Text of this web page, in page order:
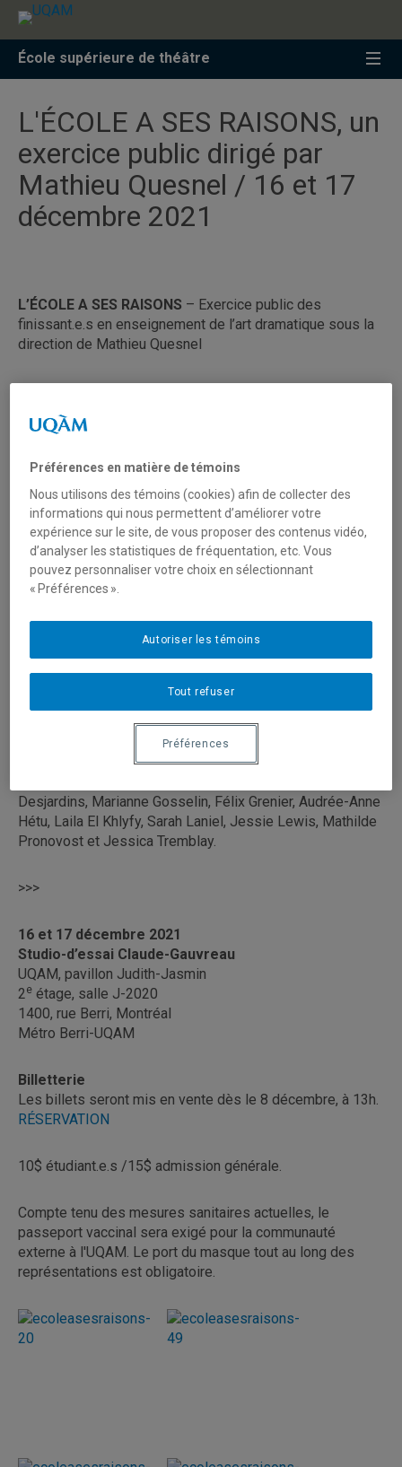
Accéder
recherche
Accéder
menu
pricipal
Accéder
zone
École supérieure de théâtre
L'ÉCOLE A SES RAISONS, un
exercice public dirigé par
Mathieu Quesnel / 16 et 17
décembre 2021
L’ÉCOLE A SES RAISONS – Exercice public des
finissant.e.s en enseignement de l’art dramatique sous la
direction de Mathieu Quesnel
puissions utiliser pour changer le monde, c’est
l’éducation. »
À l’école des primevères, la situation ne cesse de
s’empirer : manque de personnel, manque de ressource et
manque de financement. Les élèves, le personnel et les
parents sont au bout du rouleau. C’est la crise ! Qui
sonnera la cloche ?
éclatée qui révèle les enjeux préoccupants du milieu
scolaire avec humour et sensibilité.
Interprètes et concepteur.rice. s
Desjardins, Marianne Gosselin, Félix Grenier, Audrée-Anne
Hétu, Laila El Khlyfy, Sarah Laniel, Jessie Lewis, Mathilde
Pronovost et Jessica Tremblay.
>>>
16 et 17 décembre 2021
Studio-d’essai Claude-Gauvreau
UQAM, pavillon Judith-Jasmin
2e étage, salle J-2020
1400, rue Berri, Montréal
Métro Berri-UQAM
Billetterie
Les billets seront mis en vente dès le 8 décembre, à 13h.
RÉSERVATION
10$ étudiant.e.s /15$ admission générale.
Compte tenu des mesures sanitaires actuelles, le
passeport vaccinal sera exigé pour la communauté
externe à l'UQAM. Le port du masque tout au long des
représentations est obligatoire.
Préférences en matière de témoins
Nous utilisons des témoins (cookies) afin de collecter des
informations qui nous permettent d’améliorer votre
expérience sur le site, de vous proposer des contenus vidéo,
d’analyser les statistiques de fréquentation, etc. Vous
pouvez personnaliser votre choix en sélectionnant
« Préférences ».
Tout refuser
Autoriser les témoins
Préférences